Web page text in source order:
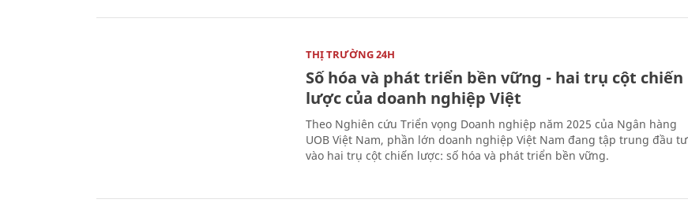
THỊ TRƯỜNG 24H
Số hóa và phát triển bền vững - hai trụ cột chiến
lược của doanh nghiệp Việt
Theo Nghiên cứu Triển vọng Doanh nghiệp năm 2025 của Ngân hàng
UOB Việt Nam, phần lớn doanh nghiệp Việt Nam đang tập trung đầu tư
vào hai trụ cột chiến lược: số hóa và phát triển bền vững.